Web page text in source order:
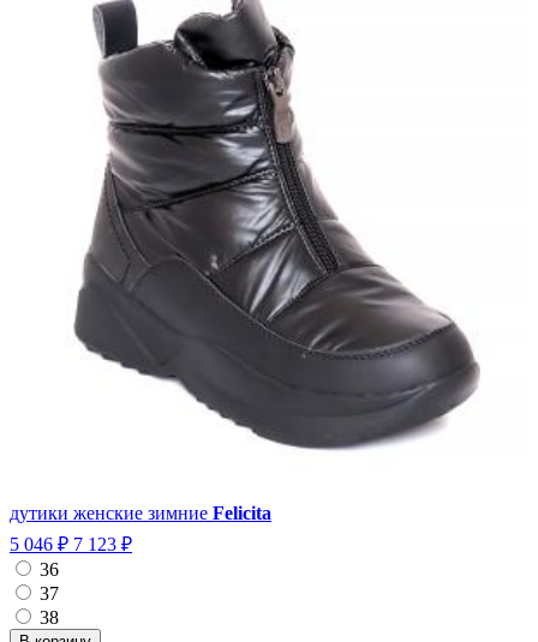
дутики женские зимние Felicita
5 046 ₽ 7 123 ₽
36
37
38